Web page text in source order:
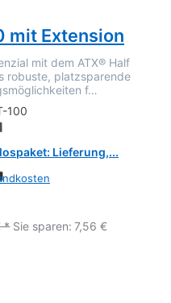
liegen noch keine
mit Extension
mit dem ATX® Half
robuste, platzsparende
f…
100
Lieferung,...
* Sie sparen: 7,56 €